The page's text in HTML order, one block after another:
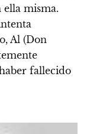
misma.
Al (Don
fallecido